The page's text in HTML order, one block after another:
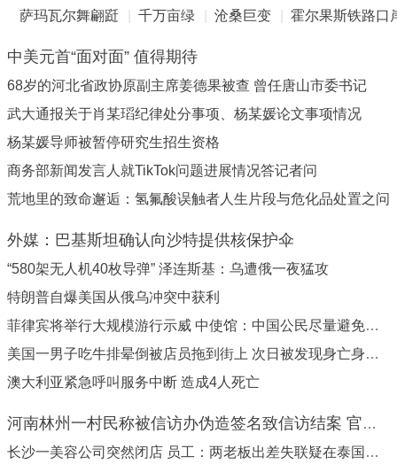
萨玛瓦尔舞翩跹
千万亩绿 沧桑巨变 霍尔果斯铁路口
中美元首“面对面” 值得期待
68岁的河北省政协原副主席姜德果被查 曾任唐山市委书记
武大通报关于肖某瑫纪律处分事项、杨某媛论文事项情况
杨某媛导师被暂停研究生招生资格
商务部新闻发言人就TikTok问题进展情况答记者问
荒地里的致命邂逅：氢氟酸误触者人生片段与危化品处置之问
外媒：巴基斯坦确认向沙特提供核保护伞
“580架无人机40枚导弹” 泽连斯基：乌遭俄一夜猛攻
特朗普自爆美国从俄乌冲突中获利
菲律宾将举行大规模游行示威 中使馆：中国公民尽量避免外出
美国一男子吃牛排晕倒被店员拖到街上 次日被发现身亡身体发紫
澳大利亚紧急呼叫服务中断 造成4人死亡
河南林州一村民称被信访办伪造签名致信访结案 官方通报
长沙一美容公司突然闭店 员工：两老板出差失联疑在泰国出事